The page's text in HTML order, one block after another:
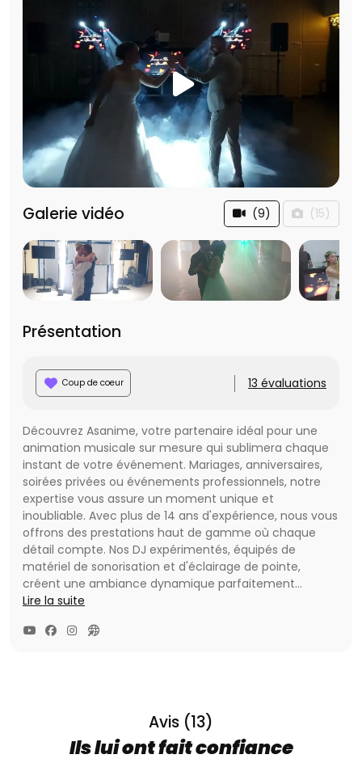
Galerie vidéo (9) (15)
Présentation
Coup de coeur 13 évaluations
Découvrez Asanime, votre partenaire idéal pour une
animation musicale sur mesure qui sublimera chaque
instant de votre événement. Mariages, anniversaires,
soirées privées ou événements professionnels, notre
expertise vous assure un moment unique et
inoubliable. Avec plus de 14 ans d'expérience, nous vous
offrons des prestations haut de gamme où chaque
détail compte. Nos DJ expérimentés, équipés de
matériel de sonorisation et d'éclairage de pointe,
créent une ambiance dynamique parfaitement
adaptée à vos attentes. Vivez une expérience musicale
moment clé de votre événement en un souvenir
- **Planification sur-mesure** : Créez un programme
Lire la suite
Avis (13)
Ils lui ont fait confiance